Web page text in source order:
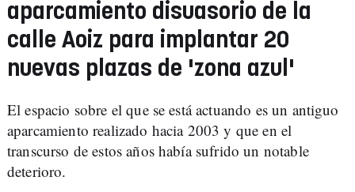
aparcamiento disuasorio de la
calle Aoiz para implantar 20
nuevas plazas de 'zona azul'
El espacio sobre el que se está actuando es un antiguo
aparcamiento realizado hacia 2003 y que en el
transcurso de estos años había sufrido un notable
deterioro.